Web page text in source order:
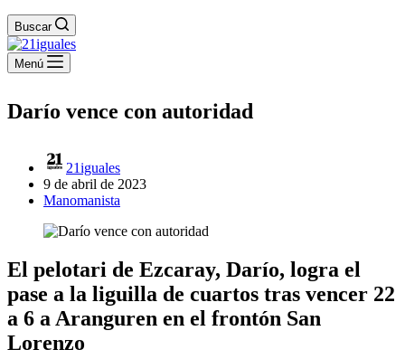
Buscar
Menú
Darío vence con autoridad
21iguales
9 de abril de 2023
Manomanista
El pelotari de Ezcaray, Darío, logra el
pase a la liguilla de cuartos tras vencer 22
a 6 a Aranguren en el frontón San
Lorenzo